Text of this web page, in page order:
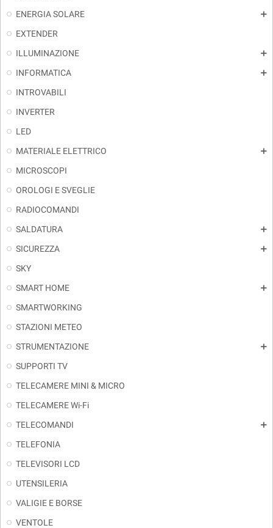
ENERGIA SOLARE
add
EXTENDER
ILLUMINAZIONE
add
INFORMATICA add
INTROVABILI
INVERTER
LED
MATERIALE ELETTRICO
add
MICROSCOPI
OROLOGI E SVEGLIE
RADIOCOMANDI
SALDATURA
add
SICUREZZA add
SKY
SMART HOME
add
SMARTWORKING
STAZIONI METEO
STRUMENTAZIONE
add
SUPPORTI TV
TELECAMERE MINI & MICRO
TELECAMERE Wi-Fi
TELECOMANDI
add
TELEFONIA
TELEVISORI LCD
UTENSILERIA
VALIGIE E BORSE
VENTOLE